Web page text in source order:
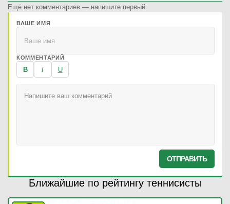
Ещё нет комментариев — напишите первый.
ВАШЕ ИМЯ
КОММЕНТАРИЙ
B I U
ОТПРАВИТЬ
Ближайшие по рейтингу теннисисты